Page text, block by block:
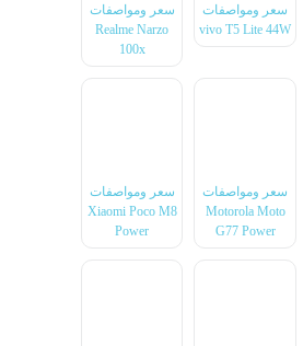
سعر ومواصفات
vivo T5 Lite 44W
سعر ومواصفات
Realme Narzo
100x
سعر ومواصفات
Motorola Moto
G77 Power
سعر ومواصفات
Xiaomi Poco M8
Power